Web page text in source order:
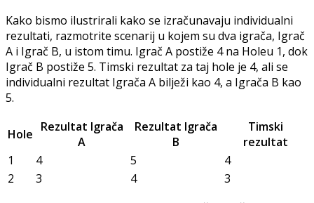
Kako bismo ilustrirali kako se izračunavaju individualni
rezultati, razmotrite scenarij u kojem su dva igrača, Igrač
A i Igrač B, u istom timu. Igrač A postiže 4 na Holeu 1, dok
Igrač B postiže 5. Timski rezultat za taj hole je 4, ali se
individualni rezultat Igrača A bilježi kao 4, a Igrača B kao
5.
Hole Rezultat Igrača
A
Rezultat Igrača
B
Timski
rezultat
1
4 5
4
2
3 4
3